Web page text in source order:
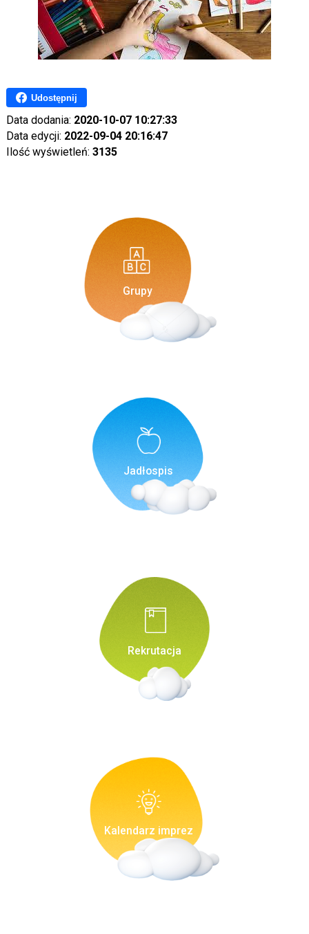
Udostępnij
Data dodania: 2020-10-07 10:27:33
Data edycji: 2022-09-04 20:16:47
Ilość wyświetleń: 3135
Grupy
Jadłospis
Rekrutacja
Kalendarz imprez